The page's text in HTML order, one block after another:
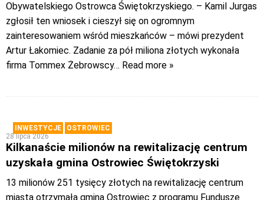
Obywatelskiego Ostrowca Świętokrzyskiego. – Kamil Jurgas
zgłosił ten wniosek i cieszył się on ogromnym
zainteresowaniem wśród mieszkańców – mówi prezydent
Artur Łakomiec. Zadanie za pół miliona złotych wykonała
firma Tommex Żebrowscy… Read more »
INWESTYCJE
OSTROWIEC
28 lipca 2026
Kilkanaście milionów na rewitalizację centrum
uzyskała gmina Ostrowiec Świętokrzyski
13 milionów 251 tysięcy złotych na rewitalizację centrum
miasta otrzymała gmina Ostrowiec z programu Fundusze